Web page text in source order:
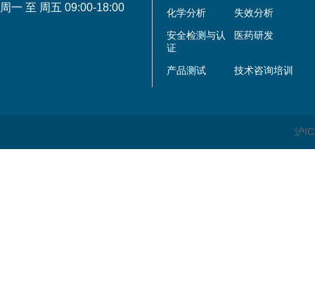
周一 至 周五 09:00-18:00
化学分析
失效分析
安全检测与认
证
医药研发
产品测试 技术咨询培训
沪